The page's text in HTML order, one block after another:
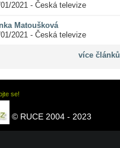
2021 - Česká televize
Matoušková
2021 - Česká televize
více článků
se!
© RUCE 2004 - 2023